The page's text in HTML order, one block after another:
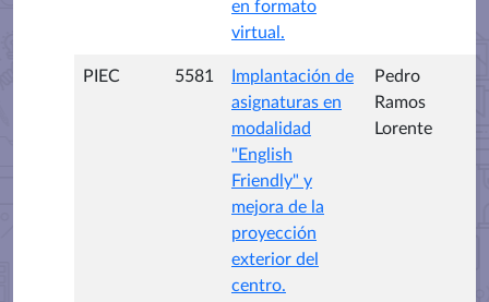
en formato
virtual.
PIEC 5581
Implantación de
asignaturas en
modalidad
"English
Friendly" y
mejora de la
proyección
exterior del
centro.
Pedro
Ramos
Lorente